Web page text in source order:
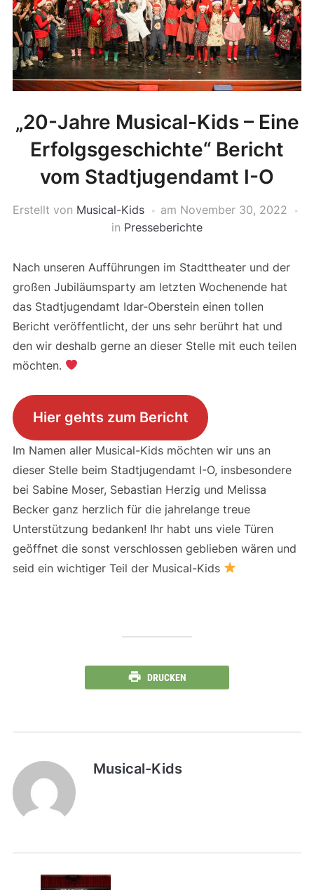
„20-Jahre Musical-Kids – Eine
Erfolgsgeschichte“ Bericht
vom Stadtjugendamt I-O
Erstellt von Musical-Kids am November 30, 2022
in Presseberichte
Nach unseren Aufführungen im Stadttheater und der
großen Jubiläumsparty am letzten Wochenende hat
das Stadtjugendamt Idar-Oberstein einen tollen
Bericht veröffentlicht, der uns sehr berührt hat und
den wir deshalb gerne an dieser Stelle mit euch teilen
möchten.
Hier gehts zum Bericht
Im Namen aller Musical-Kids möchten wir uns an
dieser Stelle beim Stadtjugendamt I-O, insbesondere
bei Sabine Moser, Sebastian Herzig und Melissa
Becker ganz herzlich für die jahrelange treue
Unterstützung bedanken! Ihr habt uns viele Türen
geöffnet die sonst verschlossen geblieben wären und
seid ein wichtiger Teil der Musical-Kids
DRUCKEN
Musical-Kids